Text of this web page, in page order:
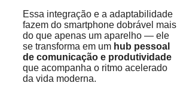
Essa integração e a adaptabilidade
fazem do smartphone dobrável mais
do que apenas um aparelho — ele
se transforma em um hub pessoal
de comunicação e produtividade
que acompanha o ritmo acelerado
da vida moderna.